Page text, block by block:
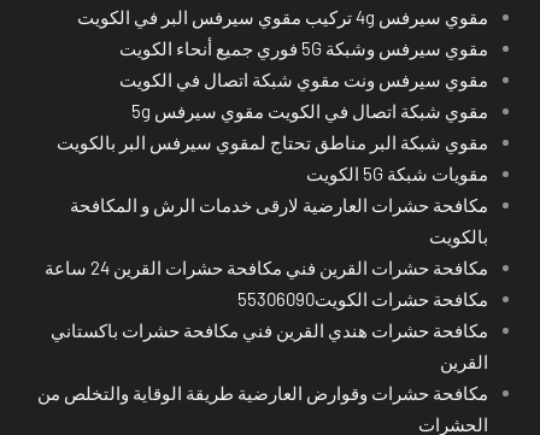
مقوي سيرفس 4g تركيب مقوي سيرفس البر في الكويت
مقوي سيرفس وشبكة 5G فوري جميع أنحاء الكويت
مقوي سيرفس ونت مقوي شبكة اتصال في الكويت
مقوي شبكة اتصال في الكويت مقوي سيرفس 5g
مقوي شبكة البر مناطق تحتاج لمقوي سيرفس البر بالكويت
مقويات شبكة 5G الكويت
مكافحة حشرات العارضية لارقى خدمات الرش و المكافحة
بالكويت
مكافحة حشرات القرين فني مكافحة حشرات القرين 24 ساعة
مكافحة حشرات الكويت55306090
مكافحة حشرات هندي القرين فني مكافحة حشرات باكستاني
القرين
مكافحة حشرات وقوارض العارضية طريقة الوقاية والتخلص من
الحشرات